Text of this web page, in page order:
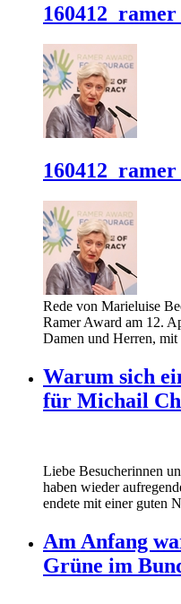
Rede von Marieluise
Ramer Award am 12.
Damen und Herren, mit
Warum sich
für Michail
Liebe Besucherinnen
haben wieder
endete mit einer guten
Am Anfang
Grüne im